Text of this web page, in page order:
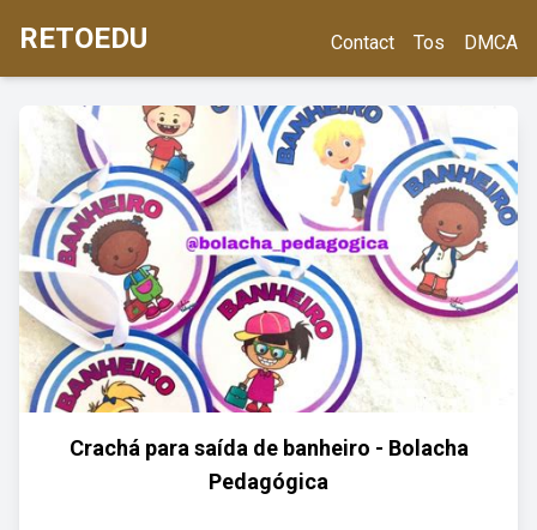
RETOEDU Contact Tos DMCA
Crachá para saída de banheiro - Bolacha
Pedagógica